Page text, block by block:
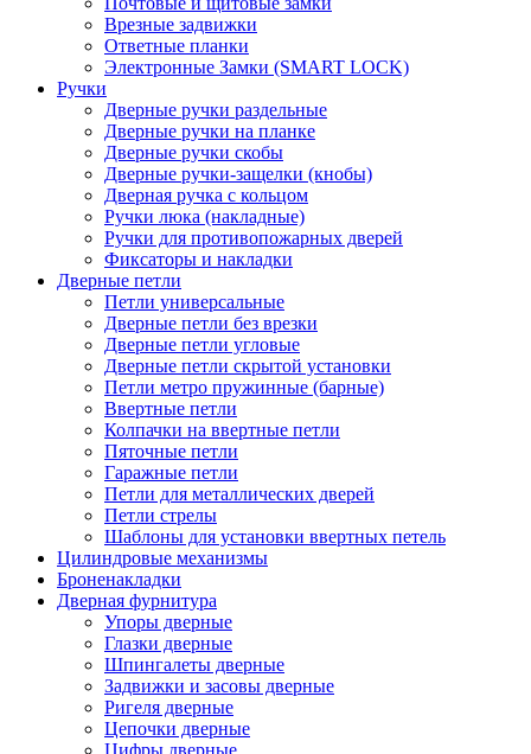
Врезные задвижки
Ответные планки
Электронные Замки (SMART LOCK)
Ручки
Дверные ручки раздельные
Дверные ручки на планке
Дверные ручки скобы
Дверные ручки-защелки (кнобы)
Дверная ручка с кольцом
Ручки люка (накладные)
Ручки для противопожарных дверей
Фиксаторы и накладки
Дверные петли
Петли универсальные
Дверные петли без врезки
Дверные петли угловые
Дверные петли скрытой установки
Петли метро пружинные (барные)
Ввертные петли
Колпачки на ввертные петли
Пяточные петли
Гаражные петли
Петли для металлических дверей
Петли стрелы
Шаблоны для установки ввертных петель
Цилиндровые механизмы
Броненакладки
Дверная фурнитура
Упоры дверные
Глазки дверные
Шпингалеты дверные
Задвижки и засовы дверные
Ригеля дверные
Цепочки дверные
Цифры дверные